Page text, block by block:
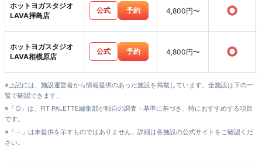
ホットヨガスタジオ
LAVA拝島店
公式 予約 4,800円〜 ○
ホットヨガスタジオ
LAVA相模原店
公式 予約 4,800円〜 ○
※上記には、施設運営者から情報提供のあった施設を掲載しています。全施設は下の一
覧で確認できます。
※「○」は、FIT PALETTE編集部が独自の調査・基準に基づき、特におすすめする項目
です。
※「－」は未提供を示すものではありません。詳細は各施設の公式サイトをご確認くだ
さい。